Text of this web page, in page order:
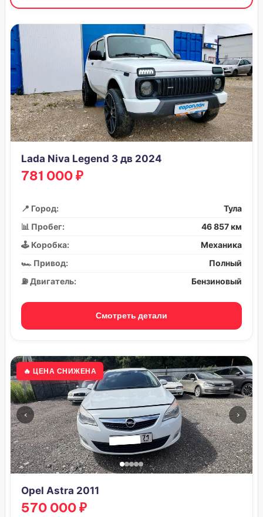
Lada Niva Legend 3 дв 2024
781 000 ₽
📍 Город:
Тула
📊 Пробег:
46 857 км
🕹️ Коробка:
Механика
🏎️ Привод:
Полный
⛽ Двигатель:
Бензиновый
Смотреть детали
🔥 ЦЕНА СНИЖЕНА
‹ ›
Opel Astra 2011
570 000 ₽